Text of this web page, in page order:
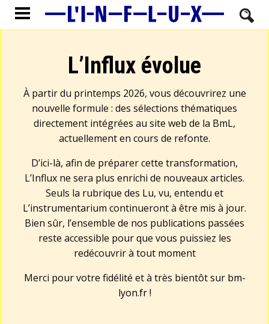
L’Influx évolue
À partir du printemps 2026, vous découvrirez une
nouvelle formule : des sélections thématiques
directement intégrées au site web de la BmL,
actuellement en cours de refonte.
D’ici-là, afin de préparer cette transformation,
L’Influx ne sera plus enrichi de nouveaux articles.
Seuls la rubrique des Lu, vu, entendu et
L’instrumentarium continueront à être mis à jour.
Bien sûr, l’ensemble de nos publications passées
reste accessible pour que vous puissiez les
redécouvrir à tout moment
Merci pour votre fidélité et à très bientôt sur bm-
lyon.fr!